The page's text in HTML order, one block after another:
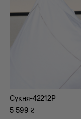
Сукня-42212P
5 599 ₴